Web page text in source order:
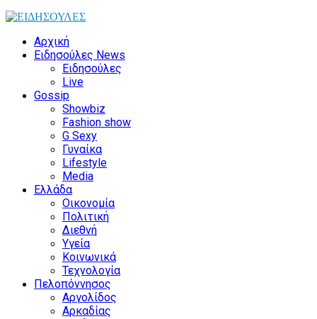
Αρχική
Ειδησούλες News
Ειδησούλες
Live
Gossip
Showbiz
Fashion show
G Sexy
Γυναίκα
Lifestyle
Media
Ελλάδα
Οικονομία
Πολιτική
Διεθνή
Υγεία
Κοινωνικά
Τεχνολογία
Πελοπόννησος
Αργολίδος
Αρκαδίας